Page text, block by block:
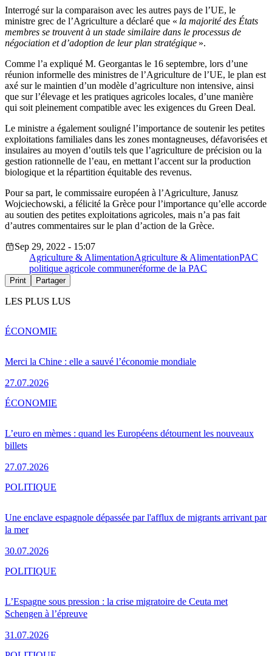
Interrogé sur la comparaison avec les autres pays de l’UE, le
ministre grec de l’Agriculture a déclaré que « la majorité des États
membres se trouvent à un stade similaire dans le processus de
négociation et d’adoption de leur plan stratégique ».
Comme l’a expliqué M. Georgantas le 16 septembre, lors d’une
réunion informelle des ministres de l’Agriculture de l’UE, le plan est
axé sur le maintien d’un modèle d’agriculture non intensive, ainsi
que sur l’élevage et les pratiques agricoles locales, d’une manière
qui soit pleinement compatible avec les exigences du Green Deal.
Le ministre a également souligné l’importance de soutenir les petites
exploitations familiales dans les zones montagneuses, défavorisées et
insulaires au moyen d’outils tels que l’agriculture de précision ou la
gestion rationnelle de l’eau, en mettant l’accent sur la production
biologique et la répartition équitable des revenus.
Pour sa part, le commissaire européen à l’Agriculture, Janusz
Wojciechowski, a félicité la Grèce pour l’importance qu’elle accorde
au soutien des petites exploitations agricoles, mais n’a pas fait
d’autres commentaires sur le plan d’action de la Grèce.
Sep 29, 2022 - 15:07
Agriculture & AlimentationAgriculture & AlimentationPAC
politique agricole communeréforme de la PAC
Print Partager
LES PLUS LUS
Merci la Chine : elle a sauvé l’économie mondiale
27.07.2026
ÉCONOMIE
L’euro en mèmes : quand les Européens détournent les nouveaux
billets
27.07.2026
ÉCONOMIE
Une enclave espagnole dépassée par l'afflux de migrants arrivant par
la mer
30.07.2026
POLITIQUE
L’Espagne sous pression : la crise migratoire de Ceuta met
Schengen à l’épreuve
31.07.2026
POLITIQUE